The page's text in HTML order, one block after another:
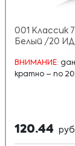
001 Классик
Белый /20
ВНИМАНИЕ:
кратно – по
120.44